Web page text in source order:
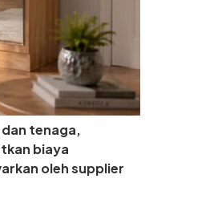
dan tenaga,
biaya
oleh supplier